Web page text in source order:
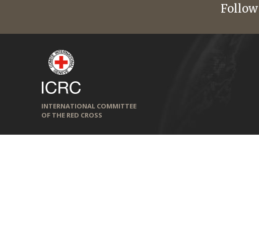
INTERNATIONAL COMMITTEE
OF THE RED CROSS